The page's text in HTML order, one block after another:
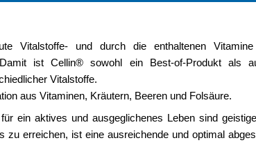
Vitalstoffe- und durch die enthaltenen
Damit ist Cellin® sowohl ein Best-of-Produkt als
Vitalstoffe.
aus Vitaminen, Kräutern, Beeren und Folsäure.
ein aktives und ausgeglichenes Leben sind
zu erreichen, ist eine ausreichende und optimal